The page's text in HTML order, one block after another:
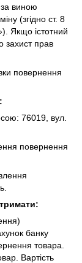
за виною
(згідно ст. 8
Якщо істотний
захист прав
повернення
76019, вул.
повернення
банку
товара.
Вартість